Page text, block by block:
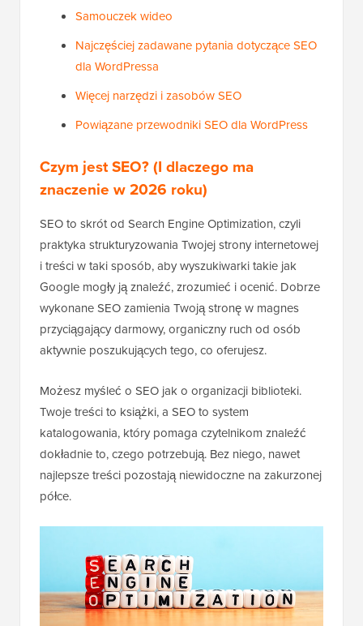
Samouczek wideo
Najczęściej zadawane pytania dotyczące SEO
dla WordPressa
Więcej narzędzi i zasobów SEO
Powiązane przewodniki SEO dla WordPress
Czym jest SEO? (I dlaczego ma
znaczenie w 2026 roku)
SEO to skrót od Search Engine Optimization, czyli
praktyka strukturyzowania Twojej strony internetowej
i treści w taki sposób, aby wyszukiwarki takie jak
Google mogły ją znaleźć, zrozumieć i ocenić. Dobrze
wykonane SEO zamienia Twoją stronę w magnes
przyciągający darmowy, organiczny ruch od osób
aktywnie poszukujących tego, co oferujesz.
Możesz myśleć o SEO jak o organizacji biblioteki.
Twoje treści to książki, a SEO to system
katalogowania, który pomaga czytelnikom znaleźć
dokładnie to, czego potrzebują. Bez niego, nawet
najlepsze treści pozostają niewidoczne na zakurzonej
półce.